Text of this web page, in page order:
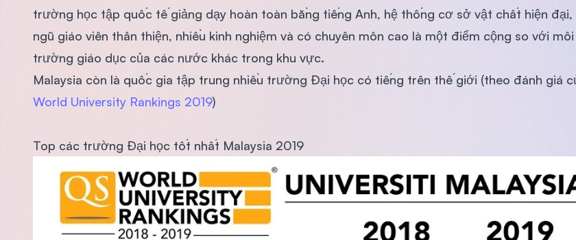
trường học tập quốc tế giảng dạy hoàn toàn bằng tiếng Anh, hệ thống cơ sở vật chất hiện đại,
ngũ giáo viên thân thiện, nhiều kinh nghiệm và có chuyên môn cao là một điểm cộng so với môi
trường giáo dục của các nước khác trong khu vực.
Malaysia còn là quốc gia tập trung nhiều trường Đại học có tiếng trên thế giới (theo đánh giá
World University Rankings 2019)
Top các trường Đại học tốt nhất Malaysia 2019